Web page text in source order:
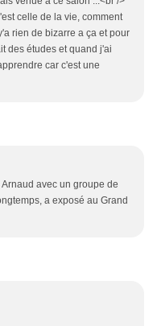
celle de la vie, comment
rien de bizarre a ça et pour
des études et quand j'ai
car c'est une
avec un groupe de
a exposé au Grand